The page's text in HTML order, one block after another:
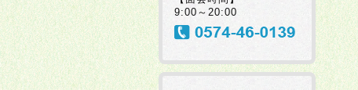
9:00～20:00